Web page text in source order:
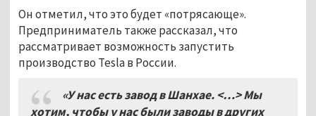
Он отметил, что это будет «потрясающе».
Предприниматель также рассказал, что
рассматривает возможность запустить
производство Tesla в России.
«У нас есть завод в Шанхае. <…> Мы
хотим, чтобы у нас были заводы в других